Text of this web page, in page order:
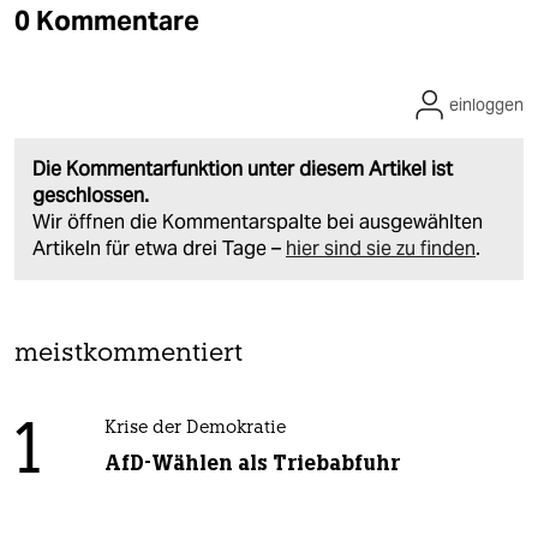
0 Kommentare
Die Kommentarfunktion unter diesem Artikel ist
geschlossen.
Wir öffnen die Kommentarspalte bei ausgewählten
Artikeln für etwa drei Tage – hier sind sie zu finden.
einloggen
meistkommentiert
1 Krise der Demokratie
AfD-Wählen als Triebabfuhr